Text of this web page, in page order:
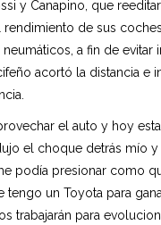
y Canapino, que
de sus
a fin de evitar
acortó la distancia e
el auto y hoy
el choque detrás mío y
podía presionar como
un Toyota para
trabajarán para